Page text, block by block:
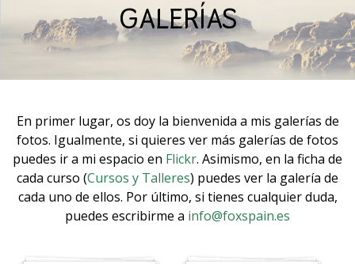
GALERÍAS
En primer lugar, os doy la bienvenida a mis galerías de
fotos. Igualmente, si quieres ver más galerías de fotos
puedes ir a mi espacio en Flickr. Asimismo, en la ficha de
cada curso (Cursos y Talleres) puedes ver la galería de
cada uno de ellos. Por último, si tienes cualquier duda,
puedes escribirme a info@foxspain.es